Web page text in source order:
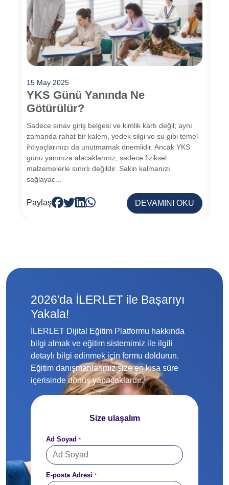
15 May 2025
YKS Günü Yanında Ne
Götürülür?
Sadece sınav giriş belgesi ve kimlik kartı değil; aynı
zamanda rahat bir kalem, yedek silgi ve su gibi temel
ihtiyaçlarınızı da unutmamak önemlidir. Ancak YKS
günü yanınıza alacaklarınız, sadece fiziksel
malzemelerle sınırlı değildir. Sakin kalmanızı
sağlayac...
Paylaş DEVAMINI OKU
2026'da İLERLET ile Başarıyı
Yakala!
İLERLET Dijital Eğitim Platformu hakkında
bilgi almak ve eğitim sistemimiz ile ilgili
detaylı bilgi edinmek için formu doldurun.
Eğitim danışmanlarımız size en kısa süre
içerisinde dönüş yapacaklardır.
Size ulaşalım
Ad Soyad *
E-posta Adresi *